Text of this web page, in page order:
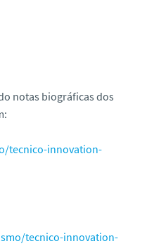
notas biográficas dos
tecnico-innovation-
tecnico-innovation-